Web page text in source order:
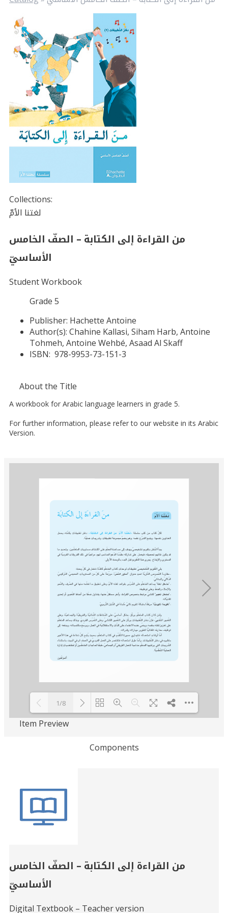
Collections:
لغتنا الأمّ
من القراءة إلى الكتابة – الصفّ الخامس
الأساسيّ
Student Workbook
Grade 5
Publisher: Hachette Antoine
Author(s): Chahine Kallasi, Siham Harb, Antoine
Tohmeh, Antoine Wehbé, Asaad Al Skaff
ISBN: 978-9953-73-151-3
About the Title
A workbook for Arabic language learners in grade 5.
For further information, please refer to our website in its Arabic
Version.
1/8
Item Preview
Components
Books
من القراءة إلى الكتابة – الصفّ الخامس
الأساسيّ
Digital Textbook – Teacher version